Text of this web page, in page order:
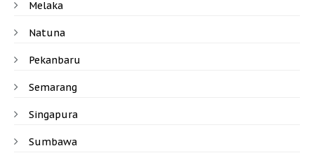
Melaka
Natuna
Pekanbaru
Semarang
Singapura
Sumbawa